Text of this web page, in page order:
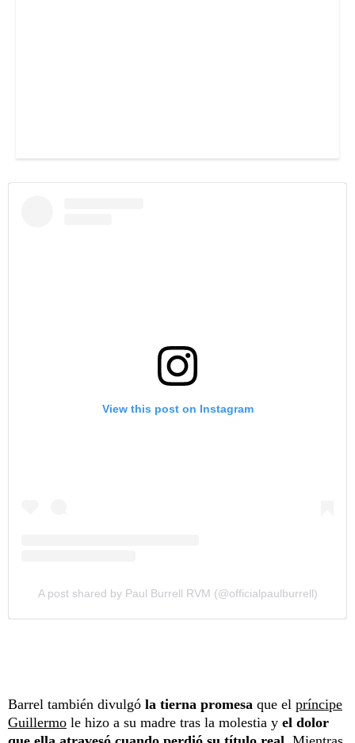
View this post on Instagram
A post shared by Paul Burrell RVM (@officialpaulburrell)
Barrel también divulgó la tierna promesa que el príncipe
Guillermo le hizo a su madre tras la molestia y el dolor